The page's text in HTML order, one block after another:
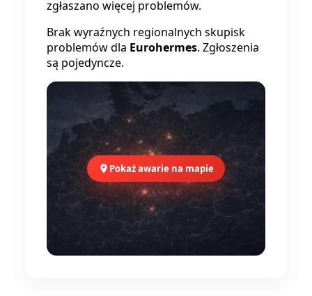
zgłaszano więcej problemów.
Brak wyraźnych regionalnych skupisk
problemów dla Eurohermes. Zgłoszenia
są pojedyncze.
Pokaż awarie na mapie